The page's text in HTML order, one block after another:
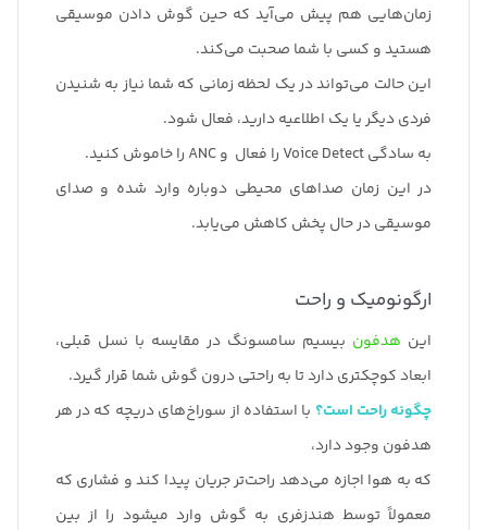
زمان‌هایی هم پیش می‌آید که حین گوش دادن موسیقی
هستید و کسی با شما صحبت می‌کند.
این حالت می‌تواند در یک لحظه زمانی که شما نیاز به شنیدن
فردی دیگر یا یک اطلاعیه دارید، فعال شود.
به سادگی Voice Detect را فعال و ANC را خاموش کنید.
در این زمان صداهای محیطی دوباره وارد شده و صدای
موسیقی در حال پخش کاهش می‌یابد.
ارگونومیک و راحت
این هدفون بیسیم سامسونگ در مقایسه با نسل قبلی،
ابعاد کوچکتری دارد تا به راحتی درون گوش شما قرار گیرد.
چگونه راحت است؟ با استفاده از سوراخ‌های دریچه که در هر
هدفون وجود دارد،
که به هوا اجازه می‌دهد راحت‌تر جریان پیدا کند و فشاری که
معمولاً توسط هندزفری به گوش وارد میشود را از بین